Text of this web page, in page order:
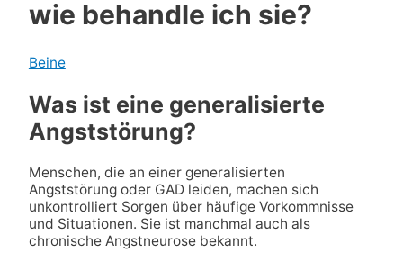
wie behandle ich sie?
Beine
Was ist eine generalisierte
Angststörung?
Menschen, die an einer generalisierten
Angststörung oder GAD leiden, machen sich
unkontrolliert Sorgen über häufige Vorkommnisse
und Situationen. Sie ist manchmal auch als
chronische Angstneurose bekannt.